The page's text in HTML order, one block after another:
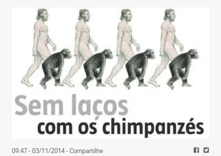
09:47 - 03/11/2014- Compartilhe